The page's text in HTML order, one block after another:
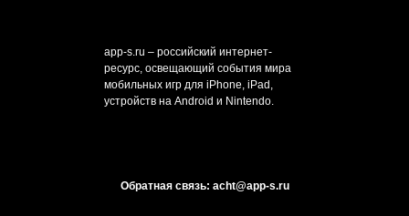
app-s.ru – российский интернет-
ресурс, освещающий события мира
мобильных игр для iPhone, iPad,
устройств на Android и Nintendo.
Обратная связь: acht@app-s.ru